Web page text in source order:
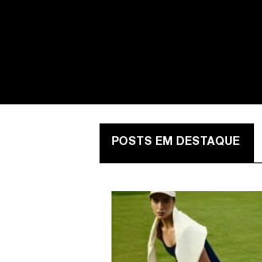
POSTS EM DESTAQUE